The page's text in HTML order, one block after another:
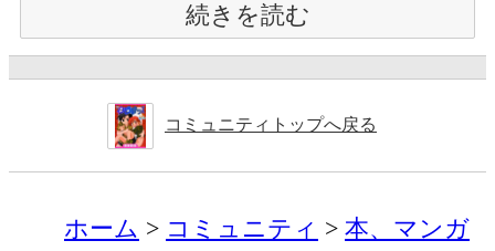
続きを読む
コミュニティトップへ戻る
ホーム コミュニティ
本、マンガ